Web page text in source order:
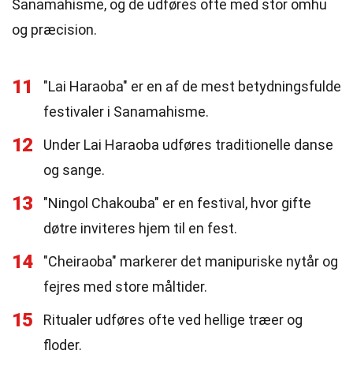
Sanamahisme, og de udføres ofte med stor omhu
og præcision.
11
"Lai Haraoba" er en af de mest betydningsfulde
festivaler i Sanamahisme.
12
Under Lai Haraoba udføres traditionelle danse
og sange.
13
"Ningol Chakouba" er en festival, hvor gifte
døtre inviteres hjem til en fest.
14
"Cheiraoba" markerer det manipuriske nytår og
fejres med store måltider.
15
Ritualer udføres ofte ved hellige træer og
floder.